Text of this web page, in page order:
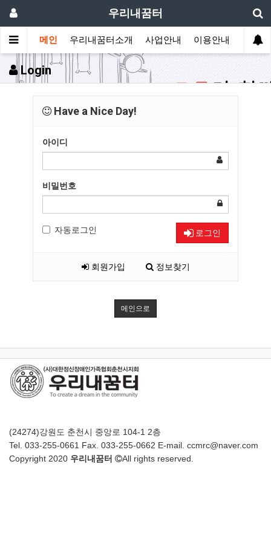
우리내꿈터
메인 우리내꿈터소개 사업안내 이용안내 후원
Login
Have a Nice Day!
아이디
비밀번호
자동로그인 로그인
회원가입 정보찾기
메인으로
(24274)강원도 춘천시 중앙로 104-1 2층
Tel. 033-255-0661 Fax. 033-255-0662 E-mail. ccmrc@naver.com
Copyright 2020 우리내꿈터 All rights reserved.